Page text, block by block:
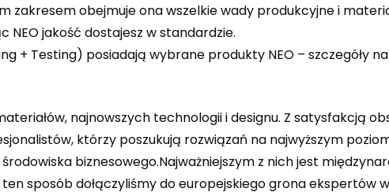
zakresem obejmuje ona wszelkie wady produkcyjne i
jakość dostajesz w standardzie.
+ Testing) posiadają wybrane produkty NEO – szczegóły
najnowszych technologii i designu. Z satysfakcją
którzy poszukują rozwiązań na najwyższym
biznesowego.Najważniejszym z nich jest
sposób dołączyliśmy do europejskiego grona ekspertów